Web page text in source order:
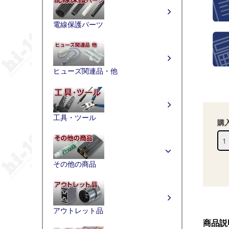
購
商品説
電線保護パーツ
ヒューズ関連品・他
工具・ツール
その他の商品
アウトレット品